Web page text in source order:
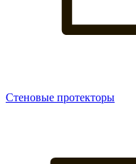
Стеновые протекторы